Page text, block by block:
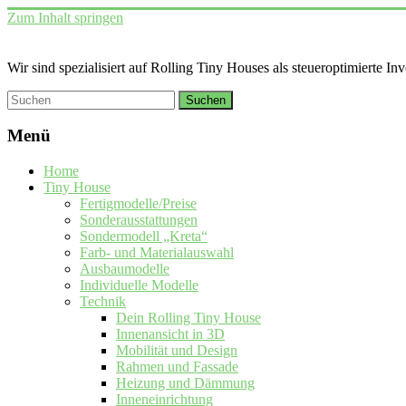
Zum Inhalt springen
Wir sind spezialisiert auf Rolling Tiny Houses als steueroptimierte
Menü
Home
Tiny House
Fertigmodelle/Preise
Sonderausstattungen
Sondermodell „Kreta“
Farb- und Materialauswahl
Ausbaumodelle
Individuelle Modelle
Technik
Dein Rolling Tiny House
Innenansicht in 3D
Mobilität und Design
Rahmen und Fassade
Heizung und Dämmung
Inneneinrichtung